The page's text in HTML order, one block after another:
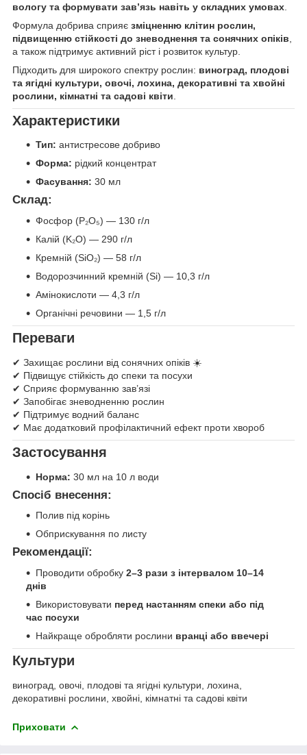
вологу та формувати зав’язь навіть у складних умовах
Формула добрива сприяє зміцненню клітин рослин,
підвищенню стійкості до зневоднення та сонячних опіків
а також підтримує активний ріст і розвиток культур.
Підходить для широкого спектру рослин: виноград, плодові
та ягідні культури, овочі, лохина, декоративні та хвойні
рослини, кімнатні та садові квіти
Характеристики
Тип: антистресове добриво
Форма: рідкий концентрат
Фасування: 30 мл
Склад:
Фосфор (P₂O₅) — 130 г/л
Калій (K₂O) — 290 г/л
Кремній (SiO₂) — 58 г/л
Водорозчинний кремній (Si) — 10,3 г/л
Амінокислоти — 4,3 г/л
Органічні речовини — 1,5 г/л
Переваги
✔ Захищає рослини від сонячних опіків ☀️
✔ Підвищує стійкість до спеки та посухи
✔ Сприяє формуванню зав’язі
✔ Запобігає зневодненню рослин
✔ Підтримує водний баланс
✔ Має додатковий профілактичний ефект проти хвороб
Застосування
Норма: 30 мл на 10 л води
Спосіб внесення:
Полив під корінь
Обприскування по листу
Рекомендації:
Проводити обробку 2–3 рази з інтервалом 10–14
днів
Використовувати перед настанням спеки або під
час посухи
Найкраще обробляти рослини вранці або ввечері
Культури
виноград, овочі, плодові та ягідні культури, лохина,
декоративні рослини, хвойні, кімнатні та садові квіти
Приховати